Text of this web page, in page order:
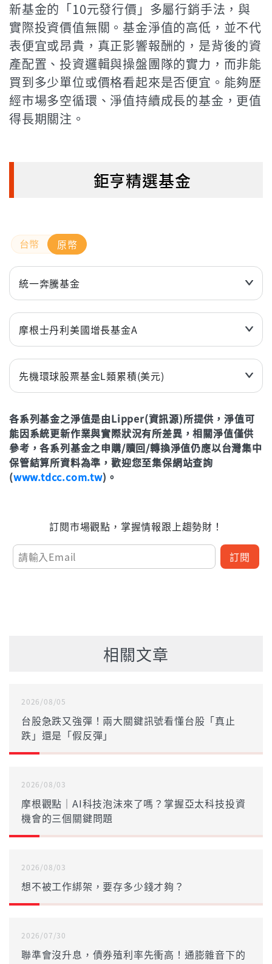
新基金的「10元發行價」多屬行銷手法，與
實際投資價值無關。基金淨值的高低，並不代
表便宜或昂貴，真正影響報酬的，是背後的資
產配置、投資邏輯與操盤團隊的實力，而非能
買到多少單位或價格看起來是否便宜。能夠歷
經市場多空循環、淨值持續成長的基金，更值
得長期關注。
鉅亨精選基金
原幣
統一奔騰基金
近6個月
49.98%
近1年(%)
125.23%
近2年(%)
近3年
235.80%
年初至今
54.29%
立即申購
摩根士丹利美國增長基金A
近6個月
-4.27%
近1年(%)
-12.44%
近2年(%)
49.46%
近3年
53.73%
年初至今
-11.06%
先機環球股票基金L類累積(美元)
近6個月
8.03%
近1年(%)
23.51%
近2年(%)
48.41%
近3年
立即申購
各系列基金之淨值是由Lipper(資訊源)所提供，淨值可
能因系統更新作業與實際狀況有所差異，相關淨值僅供
參考，各系列基金之申購/贖回/轉換淨值仍應以台灣集中
保管結算所資料為準，歡迎您至集保網站查詢
(www.tdcc.com.tw)。
訂閱市場觀點，掌握情報跟上趨勢財！
訂閱
相關文章
2026/08/05
台股急跌又強彈！兩大關鍵訊號看懂台股「真止
跌」還是「假反彈」
2026/08/03
摩根觀點｜AI科技泡沫來了嗎？掌握亞太科技投資
機會的三個關鍵問題
2026/08/03
想不被工作綁架，要存多少錢才夠？
2026/07/30
聯準會沒升息，債券殖利率先衝高！通膨雜音下的